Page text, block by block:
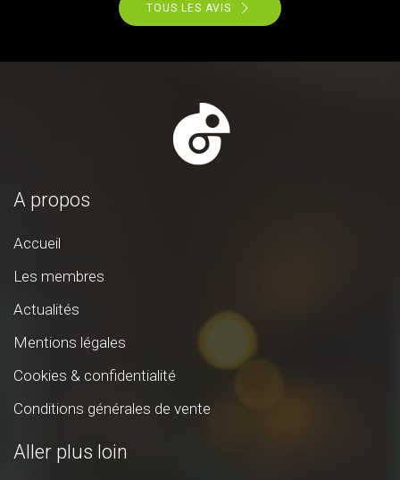
TOUS LES AVIS
A propos
Accueil
Les membres
Actualités
Mentions légales
Cookies & confidentialité
Conditions générales de vente
Aller plus loin